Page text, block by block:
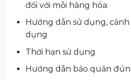
đối với mỗi hàng hóa:
Hướng dẫn sử dụng,
dụng
Thời hạn sử dụng
Hướng dẫn bảo quản